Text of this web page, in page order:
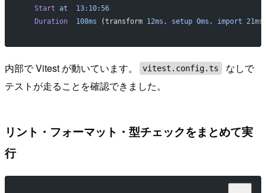
   Start
at
  13:10:56
   Duration
  108ms
(transform 12ms, setup 0ms, import
内部で Vitest が動いています。 vitest.config.ts
なしで
テストが走ることを確認できました。
リント・フォーマット・型チェックをまとめて実
行